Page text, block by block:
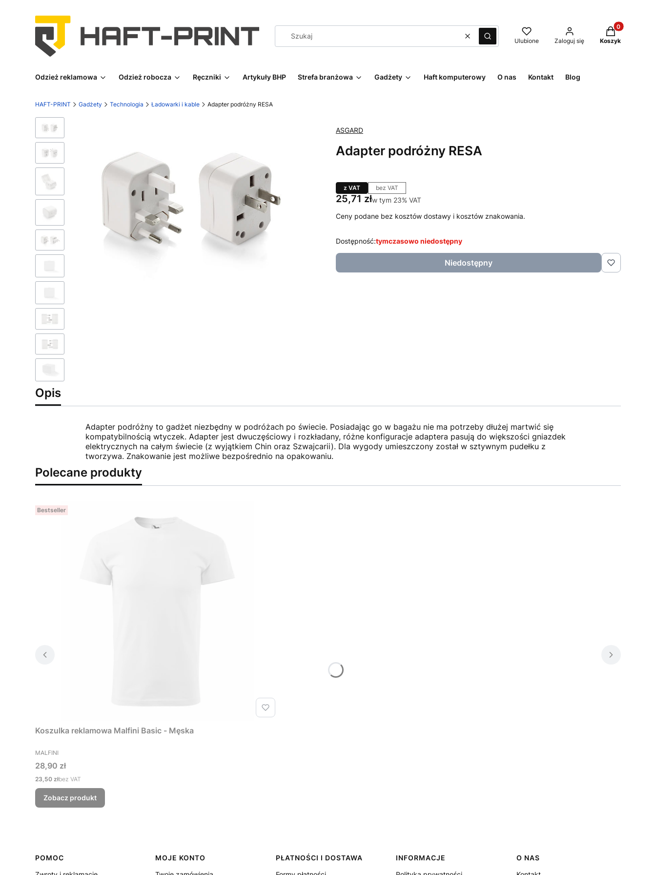
WyczyśćSzukaj Ulubione Zaloguj się
Produkty w
Koszyk
Odzież reklamowa Odzież robocza Ręczniki Artykuły BHP Strefa branżowa Gadżety Haft komputerowy O nas Kontakt Blog
HAFT-PRINT Gadżety Technologia Ładowarki i kable Adapter podróżny RESA
ASGARD
Adapter podróżny RESA
z VAT bez VAT
Cena
25,71 złw tym 23% VAT
w tym 23% VAT
Ceny podane bez kosztów dostawy i kosztów znakowania.
Dostępność:tymczasowo niedostępny
Niedostępny
Opis
Adapter podróżny to gadżet niezbędny w podróżach po świecie. Posiadając go w bagażu nie ma potrzeby dłużej martwić się
kompatybilnością wtyczek. Adapter jest dwuczęściowy i rozkładany, różne konfiguracje adaptera pasują do większości gniazdek
elektrycznych na całym świecie (z wyjątkiem Chin oraz Szwajcarii). Dla wygody umieszczony został w sztywnym pudełku z
tworzywa. Znakowanie jest możliwe bezpośrednio na opakowaniu.
Polecane produkty
Bestseller
Koszulka reklamowa Malfini Basic - Męska
PRODUCENT
MALFINI
Cena
28,90 zł
Cena
23,50 złbez VAT
Zobacz produkt
Linki w stopce
POMOC
MOJE KONTO
PŁATNOŚCI I DOSTAWA
INFORMACJE
O NAS